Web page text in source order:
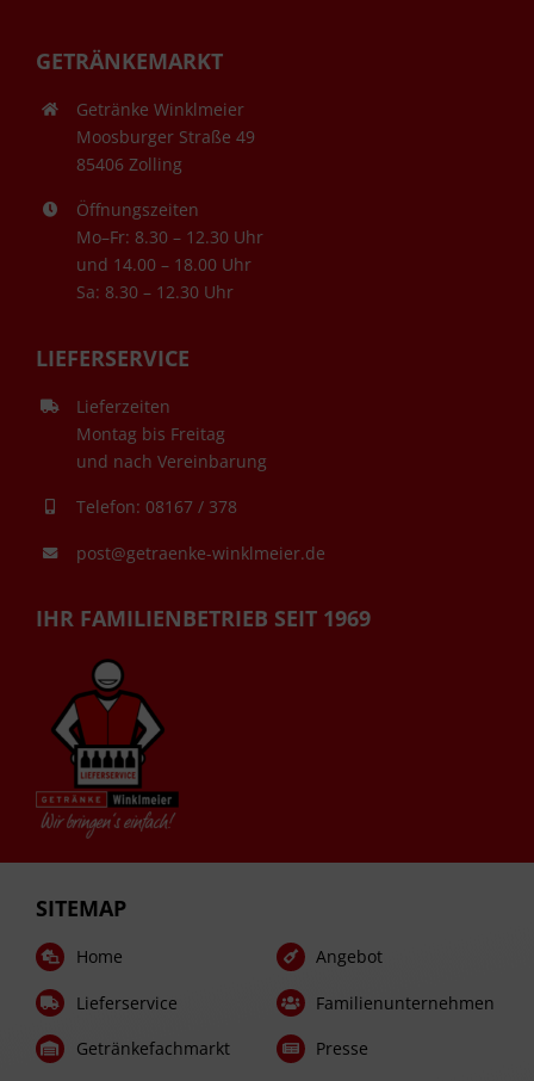
GETRÄNKEMARKT
Getränke Winklmeier
Moosburger Straße 49
85406 Zolling
Öffnungszeiten
Mo–Fr: 8.30 – 12.30 Uhr
und 14.00 – 18.00 Uhr
Sa: 8.30 – 12.30 Uhr
LIEFERSERVICE
Lieferzeiten
Montag bis Freitag
und nach Vereinbarung
Telefon: 08167 / 378
post@getraenke-winklmeier.de
IHR FAMILIENBETRIEB SEIT 1969
SITEMAP
Home
Lieferservice
Getränkefachmarkt
Angebot
Familienunternehmen
Presse